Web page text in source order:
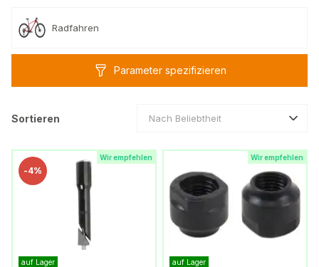
Radfahren
Parameter spezifizieren
Sortieren Nach Beliebtheit
Wir empfehlen
-4%
auf Lager
Wir empfehlen
auf Lager